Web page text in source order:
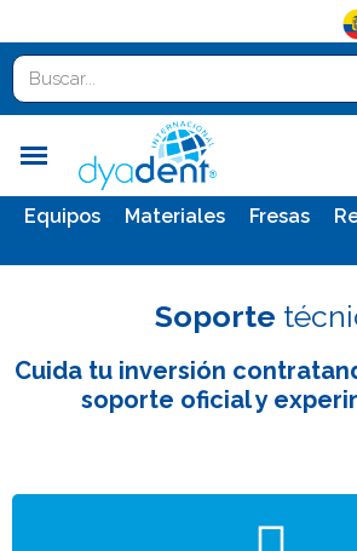
Equipos Materiales Fresas
Soporte
Cuida tu inversión
soporte oficial y